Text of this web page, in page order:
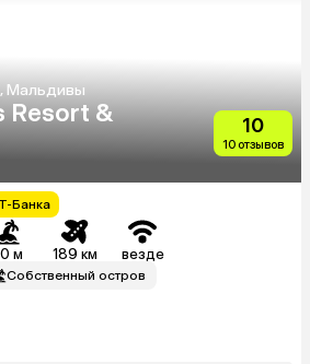
Мальдивы
Resort &
10
10 отзывов
Банка
м 189 км везде
Собственный остров